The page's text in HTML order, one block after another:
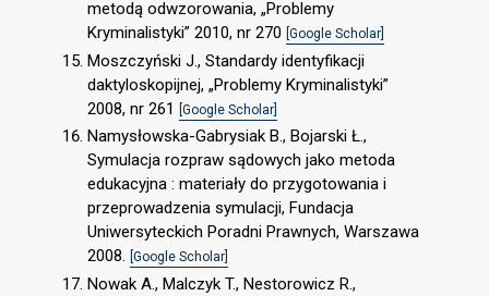
metodą odwzorowania, „Problemy
Kryminalistyki” 2010, nr 270 [Google Scholar]
Moszczyński J., Standardy identyfikacji
daktyloskopijnej, „Problemy Kryminalistyki”
2008, nr 261
[Google Scholar]
Namysłowska-Gabrysiak B., Bojarski Ł.,
Symulacja rozpraw sądowych jako metoda
edukacyjna : materiały do przygotowania i
przeprowadzenia symulacji, Fundacja
Uniwersyteckich Poradni Prawnych, Warszawa
2008. [Google Scholar]
Nowak A., Malczyk T., Nestorowicz R.,